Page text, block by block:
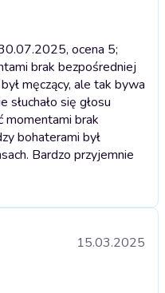
ocena 5;
brak bezpośredniej
męczący, ale tak bywa
się głosu
momentami brak
bohaterami był
Bardzo przyjemnie
15.03.2025